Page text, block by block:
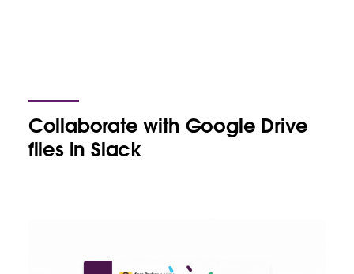
Collaborate with Google Drive
files in Slack